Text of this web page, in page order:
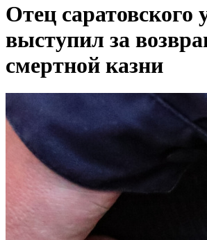
Отец саратовского
выступил за
смертной казни